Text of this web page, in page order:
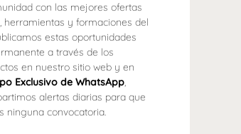
con las mejores ofertas
herramientas y formaciones del
estas oportunidades
a través de los
en nuestro sitio web y en
Exclusivo de WhatsApp,
alertas diarias para que
ninguna convocatoria.